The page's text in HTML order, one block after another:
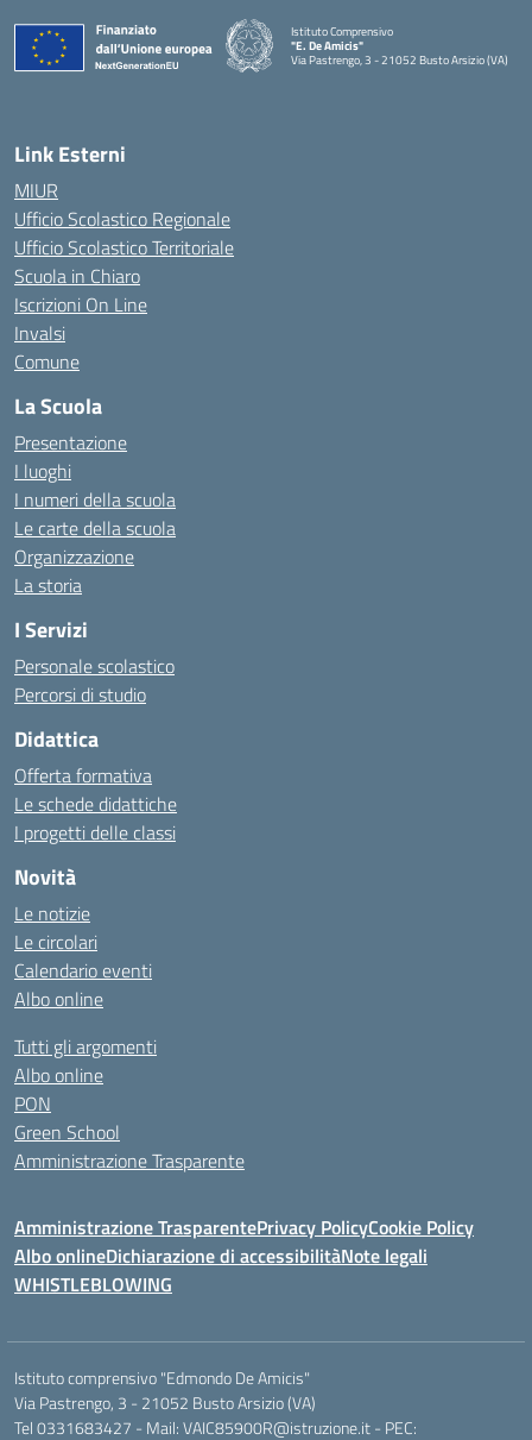
Istituto Comprensivo
"E. De Amicis"
Via Pastrengo, 3 - 21052 Busto Arsizio (VA)
Link Esterni
MIUR
Ufficio Scolastico Regionale
Ufficio Scolastico Territoriale
Scuola in Chiaro
Iscrizioni On Line
Invalsi
Comune
La Scuola
Presentazione
I luoghi
I numeri della scuola
Le carte della scuola
Organizzazione
La storia
I Servizi
Personale scolastico
Percorsi di studio
Didattica
Offerta formativa
Le schede didattiche
I progetti delle classi
Novità
Le notizie
Le circolari
Calendario eventi
Albo online
Tutti gli argomenti
Albo online
PON
Green School
Amministrazione Trasparente
Amministrazione TrasparentePrivacy PolicyCookie Policy
Albo onlineDichiarazione di accessibilitàNote legali
WHISTLEBLOWING
Istituto comprensivo "Edmondo De Amicis"
Via Pastrengo, 3 - 21052 Busto Arsizio (VA)
Tel 0331683427 - Mail: VAIC85900R@istruzione.it - PEC: